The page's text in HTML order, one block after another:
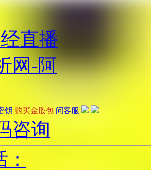
钥 购买金股包 问客服
咨询